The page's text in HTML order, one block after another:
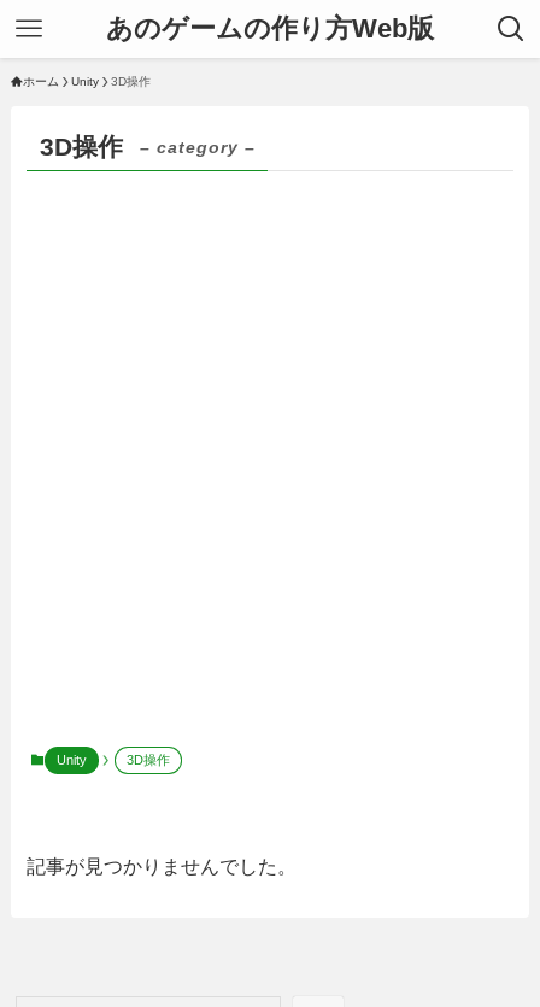
あのゲームの作り方Web版
ホーム Unity 3D操作
3D操作 – category –
Unity 3D操作
記事が見つかりませんでした。